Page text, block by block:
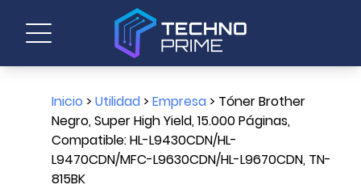
Inicio > Utilidad> Empresa> Tóner Brother
Negro, Super High Yield, 15.000 Páginas,
Compatible: HL-L9430CDN/HL-
L9470CDN/MFC-L9630CDN/HL-L9670CDN, TN-
815BK